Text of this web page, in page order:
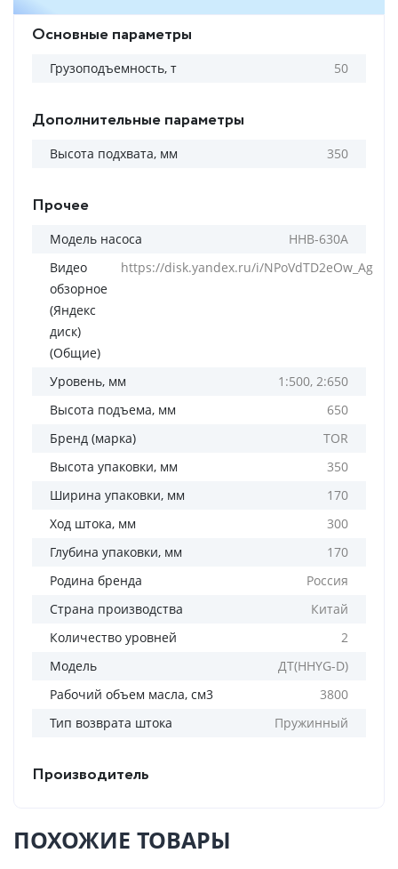
Основные параметры
Грузоподъемность, т 50
Дополнительные параметры
Высота подхвата, мм 350
Прочее
Модель насоса
HHB-630A
Видео
обзорное
(Яндекс
диск)
(Общие)
https://disk.yandex.ru/i/NPoVdTD2eOw_Ag
Уровень, мм
1:500, 2:650
Высота подъема, мм
650
Бренд (марка)
TOR
Высота упаковки, мм
350
Ширина упаковки, мм
170
Ход штока, мм
300
Глубина упаковки, мм
170
Родина бренда
Россия
Страна производства
Китай
Количество уровней
2
Модель
ДТ(HHYG-D)
Рабочий объем масла, см3
3800
Тип возврата штока
Пружинный
Производитель
ПОХОЖИЕ ТОВАРЫ